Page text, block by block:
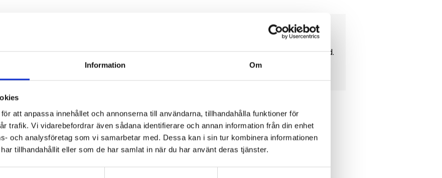
Information Om
att anpassa innehållet och annonserna till användarna, tillhandahålla funktioner för
trafik. Vi vidarebefordrar även sådana identifierare och annan information från din enhet
och analysföretag som vi samarbetar med. Dessa kan i sin tur kombinera informationen
tillhandahållit eller som de har samlat in när du har använt deras tjänster.
med väldigt fin kvalité det är en diamantmönstrad matta med stoppning, enligt bild.
Omdömen